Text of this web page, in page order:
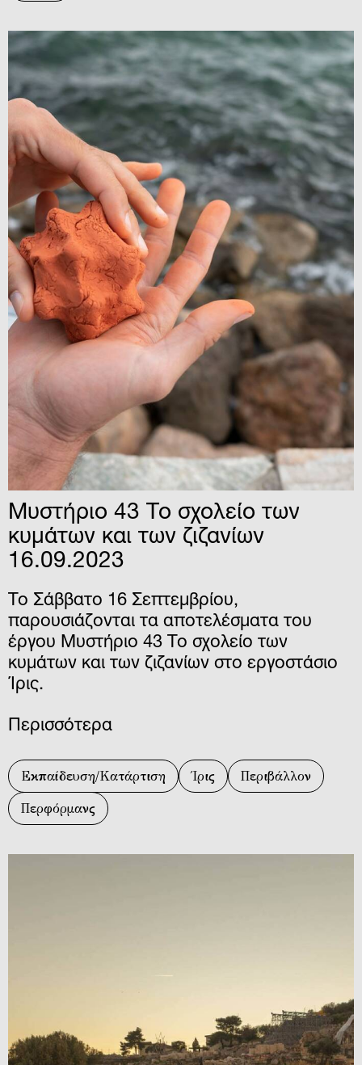
Μυστήριο 43 Το σχολείο των
κυμάτων και των ζιζανίων
16.09.2023
Το Σάββατο 16 Σεπτεμβρίου,
παρουσιάζονται τα αποτελέσματα του
έργου Μυστήριο 43 Το σχολείο των
κυμάτων και των ζιζανίων στο εργοστάσιο
Ίρις.
Περισσότερα
Εκπαίδευση/Κατάρτιση Ίρις Περιβάλλον
Περφόρμανς